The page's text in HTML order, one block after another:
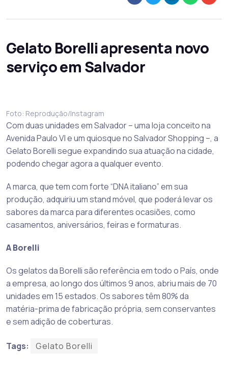
Gelato Borelli apresenta novo
serviço em Salvador
Foto: Reprodução/Instagram
Com duas unidades em Salvador – uma loja conceito na
Avenida Paulo VI e um quiosque no Salvador Shopping –, a
Gelato Borelli segue expandindo sua atuação na cidade,
podendo chegar agora a qualquer evento.
A marca, que tem com forte “DNA italiano” em sua
produção, adquiriu um stand móvel, que poderá levar os
sabores da marca para diferentes ocasiões, como
casamentos, aniversários, feiras e formaturas.
A Borelli
Os gelatos da Borelli são referência em todo o País, onde
a empresa, ao longo dos últimos 9 anos, abriu mais de 70
unidades em 15 estados. Os sabores têm 80% da
matéria-prima de fabricação própria, sem conservantes
e sem adição de coberturas.
Tags: Gelato Borelli